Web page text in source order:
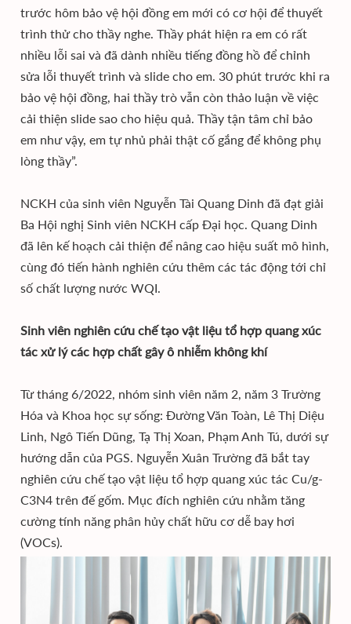
trước hôm bảo vệ hội đồng em mới có cơ hội để thuyết
trình thử cho thầy nghe. Thầy phát hiện ra em có rất
nhiều lỗi sai và đã dành nhiều tiếng đồng hồ để chỉnh
sửa lỗi thuyết trình và slide cho em. 30 phút trước khi ra
bảo vệ hội đồng, hai thầy trò vẫn còn thảo luận về việc
cải thiện slide sao cho hiệu quả. Thầy tận tâm chỉ bảo
em như vậy, em tự nhủ phải thật cố gắng để không phụ
lòng thầy”.
NCKH của sinh viên Nguyễn Tài Quang Dinh đã đạt giải
Ba Hội nghị Sinh viên NCKH cấp Đại học. Quang Dinh
đã lên kế hoạch cải thiện để nâng cao hiệu suất mô hình,
cùng đó tiến hành nghiên cứu thêm các tác động tới chỉ
số chất lượng nước WQI.
Sinh viên nghiên cứu chế tạo vật liệu tổ hợp quang xúc
tác xử lý các hợp chất gây ô nhiễm không khí
Từ tháng 6/2022, nhóm sinh viên năm 2, năm 3 Trường
Hóa và Khoa học sự sống: Đường Văn Toàn, Lê Thị Diệu
Linh, Ngô Tiến Dũng, Tạ Thị Xoan, Phạm Anh Tú, dưới sự
hướng dẫn của PGS. Nguyễn Xuân Trường đã bắt tay
nghiên cứu chế tạo vật liệu tổ hợp quang xúc tác Cu/g-
C3N4 trên đế gốm. Mục đích nghiên cứu nhằm tăng
cường tính năng phân hủy chất hữu cơ dễ bay hơi
(VOCs).